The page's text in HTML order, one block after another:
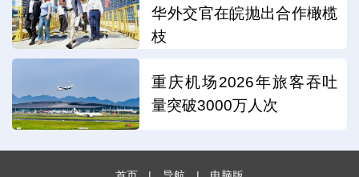
华外交官在皖抛出合作橄榄
枝
重庆机场2026年旅客吞吐
量突破3000万人次